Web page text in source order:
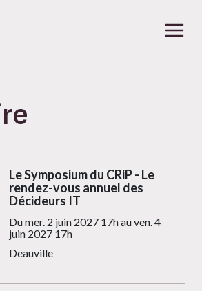
Le Symposium du CRiP - Le
rendez-vous annuel des
Décideurs IT
Du mer. 2 juin 2027 17h au ven. 4
juin 2027 17h
Deauville